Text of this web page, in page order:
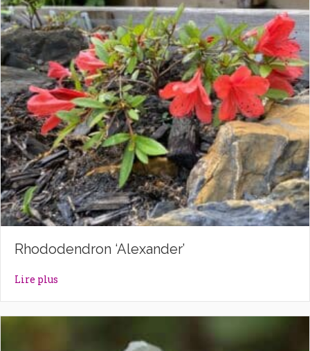
Rhododendron ‘Alexander’
Lire plus